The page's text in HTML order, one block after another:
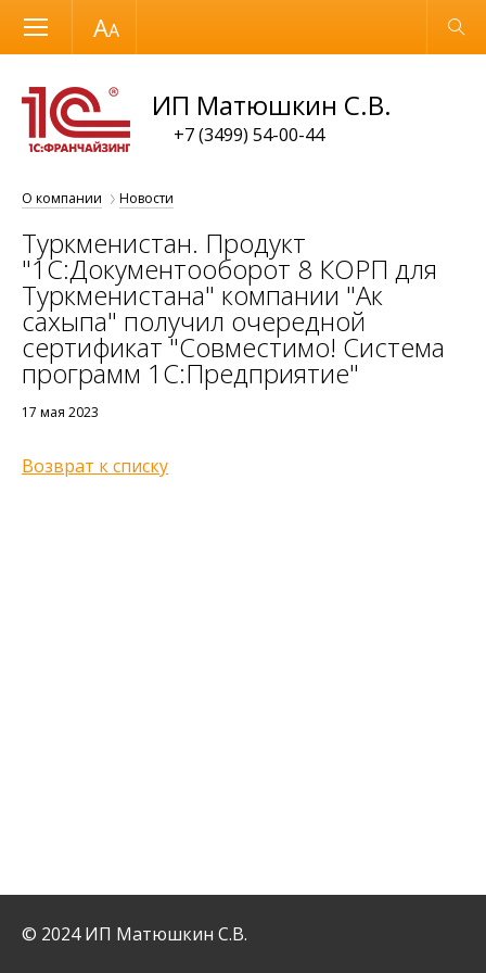
Размер шрифта Обычная версия
ИП Матюшкин С.В.
+7 (3499) 54-00-44
О компании Новости
Туркменистан. Продукт
"1С:Документооборот 8 КОРП для
Туркменистана" компании "Ак
сахыпа" получил очередной
сертификат "Совместимо! Система
программ 1С:Предприятие"
17 мая 2023
Возврат к списку
© 2024 ИП Матюшкин С.В.